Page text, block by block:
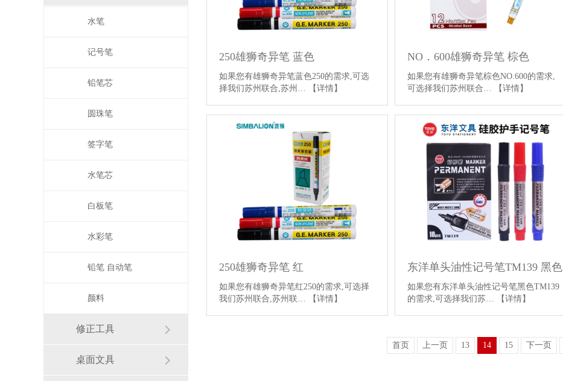
水笔
记号笔
铅笔芯
圆珠笔
签字笔
水笔芯
白板笔
水彩笔
铅笔 自动笔
颜料
修正工具
桌面文具
250雄狮奇异笔 蓝色
如果您有雄狮奇异笔蓝色250的需求,可选
择我们苏州联合,苏州…
【详情】
NO．600雄狮奇异笔 棕色
如果您有雄狮奇异笔棕色NO.600的需求,
可选择我们苏州联合…
【详情】
250雄狮奇异笔 红
如果您有雄狮奇异笔红250的需求,可选择
我们苏州联合,苏州联…
【详情】
东洋单头油性记号笔TM139 黑色
如果您有东洋单头油性记号笔黑色TM139
的需求,可选择我们苏…
【详情】
首页 上一页 13 14 15 下一页